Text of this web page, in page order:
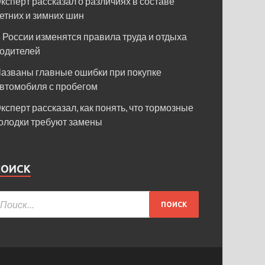
и зимних шин
России изменятся правила труда и отдыха
главные ошибки при покупке
с пробегом
рассказал, как понять, что тормозные
требуют замены